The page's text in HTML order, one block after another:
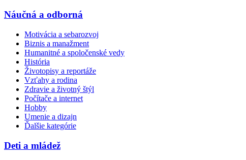
Náučná a odborná
Motivácia a sebarozvoj
Biznis a manažment
Humanitné a spoločenské vedy
História
Životopisy a reportáže
Vzťahy a rodina
Zdravie a životný štýl
Počítače a internet
Hobby
Umenie a dizajn
Ďalšie kategórie
Deti a mládež